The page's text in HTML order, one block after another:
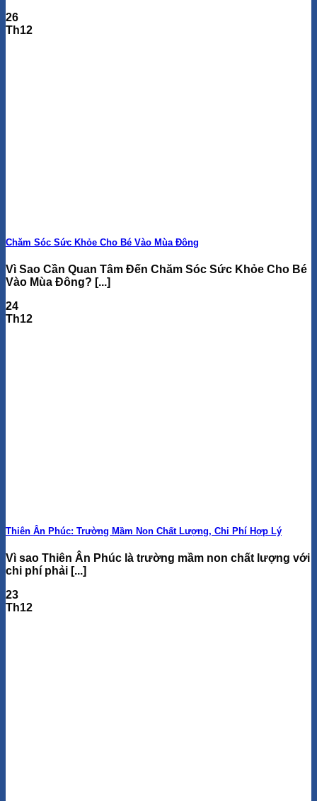
26
Th12
Chăm Sóc Sức Khỏe Cho Bé Vào Mùa Đông
Vì Sao Cần Quan Tâm Đến Chăm Sóc Sức Khỏe Cho Bé
Vào Mùa Đông? [...]
24
Th12
Thiên Ân Phúc: Trường Mầm Non Chất Lượng, Chi Phí Hợp Lý
Vì sao Thiên Ân Phúc là trường mầm non chất lượng với
chi phí phải [...]
23
Th12